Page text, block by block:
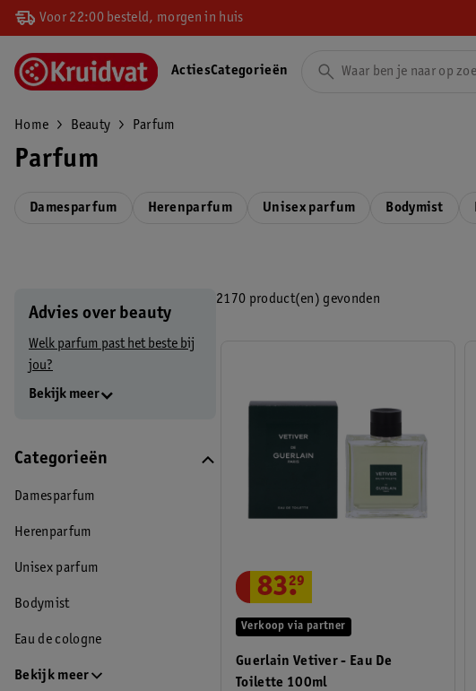
Voor 22:00 besteld, morgen in huis
ActiesCategorieën
Home Beauty Parfum
Parfum
Damesparfum Herenparfum Unisex parfum Bodymist
Advies over beauty
Welk parfum past het beste bij
jou?
Bekijk meer
Categorieën
Damesparfum
Herenparfum
Unisex parfum
Bodymist
Eau de cologne
Bekijk meer
2170 product(en) gevonden
Guerlain Vetiver - Eau De
Toilette 100ml
Verkoop via partner
83.
29